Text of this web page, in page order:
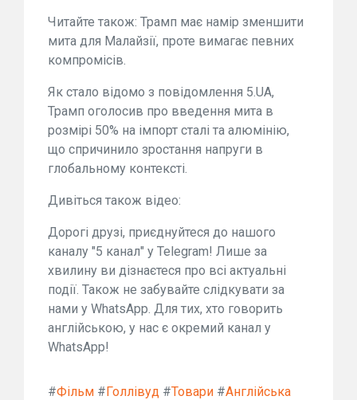
Читайте також: Трамп має намір зменшити
мита для Малайзії, проте вимагає певних
компромісів.
Як стало відомо з повідомлення 5.UA,
Трамп оголосив про введення мита в
розмірі 50% на імпорт сталі та алюмінію,
що спричинило зростання напруги в
глобальному контексті.
Дивіться також відео:
Дорогі друзі, приєднуйтеся до нашого
каналу "5 канал" у Telegram! Лише за
хвилину ви дізнаєтеся про всі актуальні
події. Також не забувайте слідкувати за
нами у WhatsApp. Для тих, хто говорить
англійською, у нас є окремий канал у
WhatsApp!
#Фільм #Голлівуд #Товари #Англійська